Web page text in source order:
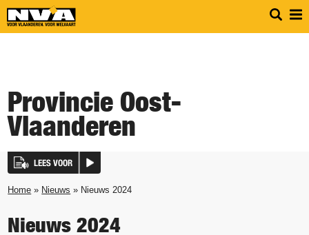
Provincie Oost-
Vlaanderen
LEES VOOR
Home » Nieuws » Nieuws 2024
Nieuws 2024